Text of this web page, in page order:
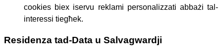
cookies biex iservu reklami personalizzati abbażi tal-
interessi tiegħek.
Residenza tad-Data u Salvagwardji